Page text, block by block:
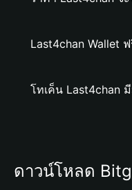
Last4chan Wallet
โทเค็น Last4chan
ดาวน์โหลด